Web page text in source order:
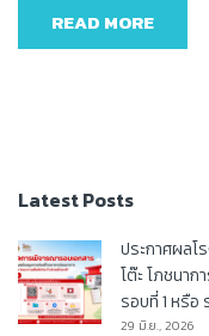
READ MORE
Latest Posts
ประกาศผลโ
โต๊ะ โภชนาก
รอบที่ 1 หรือ
29 มิ.ย., 2026